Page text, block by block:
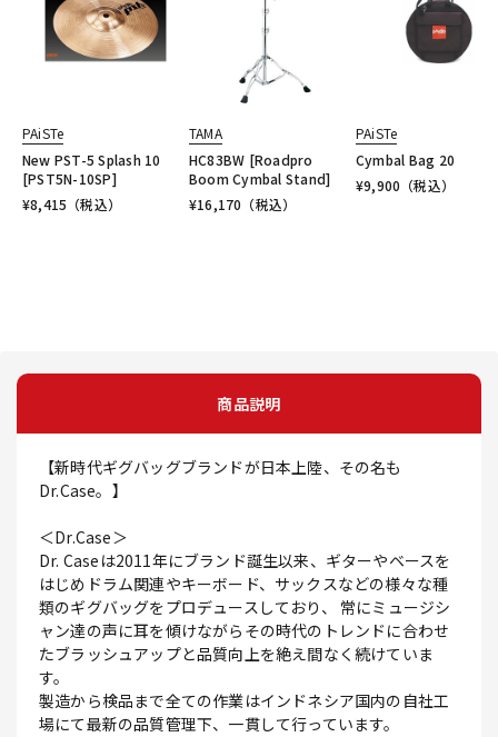
PAiSTe
New PST-5 Splash 10
[PST5N-10SP]
¥8,415 （税込）
TAMA
HC83BW [Roadpro
Boom Cymbal Stand]
¥16,170 （税込）
PAiSTe
Cymbal Bag 20
¥9,900 （税込）
商品説明
【新時代ギグバッグブランドが日本上陸、その名も
Dr.Case。】
＜Dr.Case＞
Dr. Caseは2011年にブランド誕生以来、ギターやベースを
はじめドラム関連やキーボード、サックスなどの様々な種
類のギグバッグをプロデュースしており、 常にミュージシ
ャン達の声に耳を傾けながらその時代のトレンドに合わせ
たブラッシュアップと品質向上を絶え間なく続けていま
す。
製造から検品まで全ての作業はインドネシア国内の自社工
場にて最新の品質管理下、一貫して行っています。